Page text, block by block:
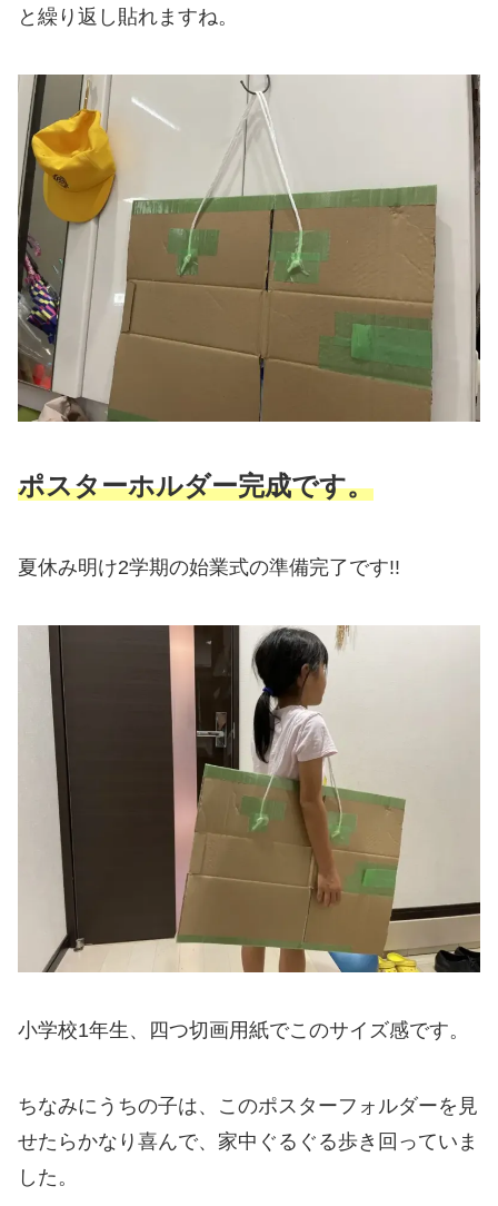
と繰り返し貼れますね。
ポスターホルダー完成です。
夏休み明け2学期の始業式の準備完了です!!
小学校1年生、四つ切画用紙でこのサイズ感です。
ちなみにうちの子は、このポスターフォルダーを見
せたらかなり喜んで、家中ぐるぐる歩き回っていま
した。